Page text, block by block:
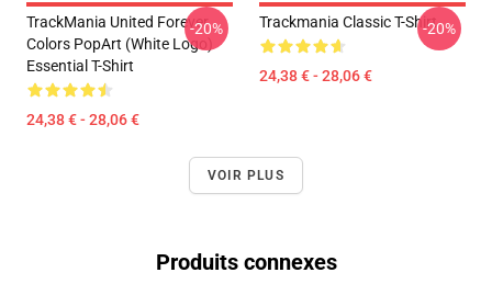
TrackMania United Forever
Colors PopArt (White Logo)
Essential T-Shirt
24,38 € - 28,06 €
-20% Trackmania Classic T-Shirt
24,38 € - 28,06 €
-20%
VOIR PLUS
Produits connexes